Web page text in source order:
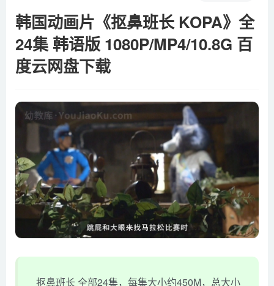
韩国动画片《抠鼻班长 KOPA》全
24集 韩语版 1080P/MP4/10.8G 百
度云网盘下载
抠鼻班长 全部24集，每集大小约450M，总大小